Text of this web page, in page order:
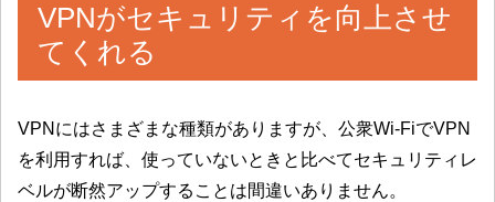
VPNがセキュリティを向上させ
てくれる
VPNにはさまざまな種類がありますが、公衆Wi-FiでVPN
を利用すれば、使っていないときと比べてセキュリティレ
ベルが断然アップすることは間違いありません。